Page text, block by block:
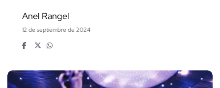
Anel Rangel
12 de septiembre de 2024